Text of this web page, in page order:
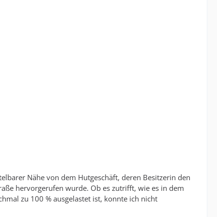
Nähe von dem Hutgeschäft, deren Besitzerin den
hervorgerufen wurde. Ob es zutrifft, wie es in dem
zu 100 % ausgelastet ist, konnte ich nicht